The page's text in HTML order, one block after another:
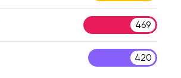
469
420